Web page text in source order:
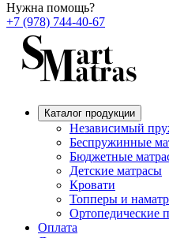
Нужна помощь?
+7 (978) 744-40-67
Каталог продукции
Независимый
Беспружинные
Бюджетные
Детские матрасы
Кровати
Топперы и
Ортопедические
Оплата